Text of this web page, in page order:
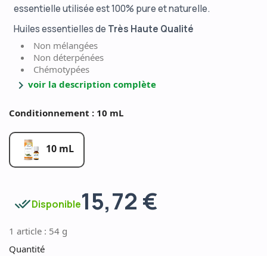
essentielle utilisée est 100% pure et naturelle.
Huiles essentielles de Très Haute Qualité
Non mélangées
Non déterpénées
Chémotypées
chevron_right voir la description complète
Conditionnement : 10 mL
10 mL
done_allDisponible15,72 €
1 article : 54 g
Quantité